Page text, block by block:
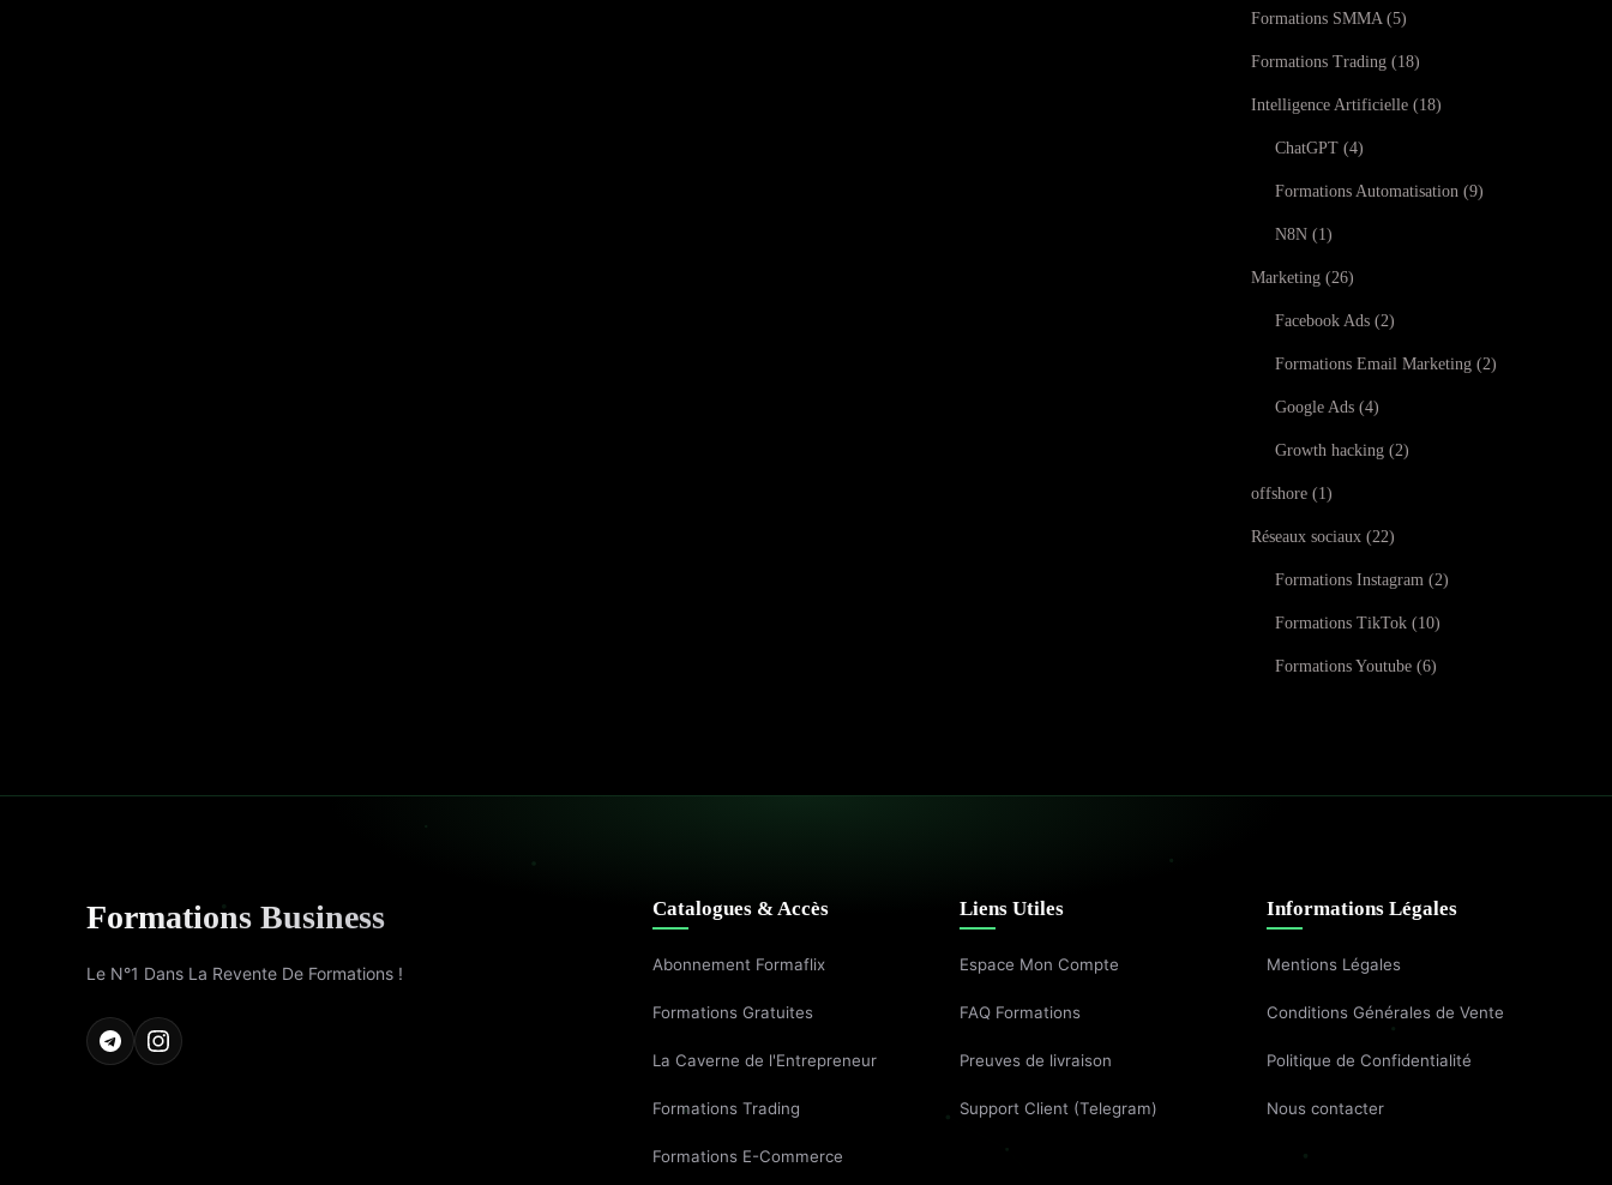
Formations SMMA 5
Formations Trading 18
Intelligence Artificielle 18
ChatGPT 4
Formations Automatisation 9
N8N 1
Marketing 26
Facebook Ads 2
Formations Email Marketing 2
Google Ads 4
Growth hacking 2
offshore 1
Réseaux sociaux 22
Formations Instagram 2
Formations TikTok 10
Formations Youtube 6
Formations Business
Le N°1 Dans La Revente De Formations !
Catalogues & Accès
Abonnement Formaflix
Formations Gratuites
La Caverne de l'Entrepreneur
Formations Trading
Formations E-Commerce
Liens Utiles
Espace Mon Compte
FAQ Formations
Preuves de livraison
Support Client (Telegram)
Informations Légales
Mentions Légales
Conditions Générales de Vente
Politique de Confidentialité
Nous contacter